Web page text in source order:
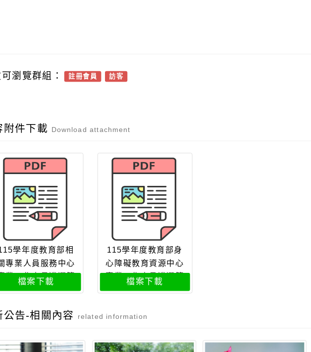
瀏覽群組： 註冊會員 訪客
附件下載 Download attachment
學年度教育部相
專業人員服務中心
專業工作人員遴選簡
章
檔案下載
115學年度教育部身
心障礙教育資源中心
專業工作人員遴選簡
章
檔案下載
公告-相關內容 related information